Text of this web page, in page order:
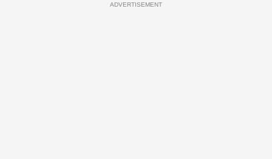
ADVERTISEMENT